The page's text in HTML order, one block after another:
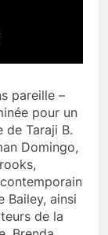
pareille –
pour un
de Taraji B.
Domingo,
Bailey, ainsi
de la